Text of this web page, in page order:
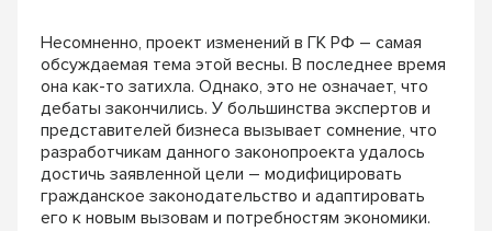
Несомненно, проект изменений в ГК РФ – самая
обсуждаемая тема этой весны. В последнее время
она как-то затихла. Однако, это не означает, что
дебаты закончились. У большинства экспертов и
представителей бизнеса вызывает сомнение, что
разработчикам данного законопроекта удалось
достичь заявленной цели – модифицировать
гражданское законодательство и адаптировать
его к новым вызовам и потребностям экономики.